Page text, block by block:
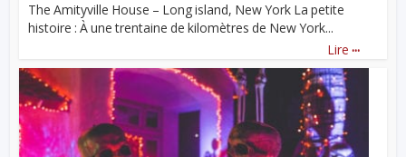
The Amityville House – Long island, New York La petite
histoire : À une trentaine de kilomètres de New York...
Lire ...